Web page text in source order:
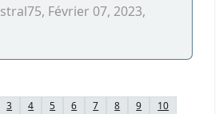
Février 07, 2023,
3 4 5 6 7 8 9 10